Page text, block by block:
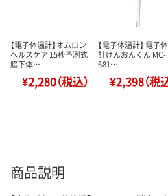
【電子体温計】オムロン
ヘルスケア 15秒予測式
脇下体…
¥2,280（税込）
【電子体温計】 電子
計けんおんくん MC-
681…
¥2,398（税
商品説明